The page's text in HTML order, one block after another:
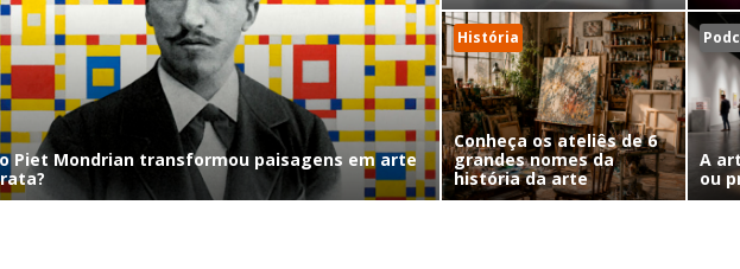
Piet Mondrian transformou paisagens em arte
História
Conheça os ateliês de 6
grandes nomes da
história da arte
A
ou